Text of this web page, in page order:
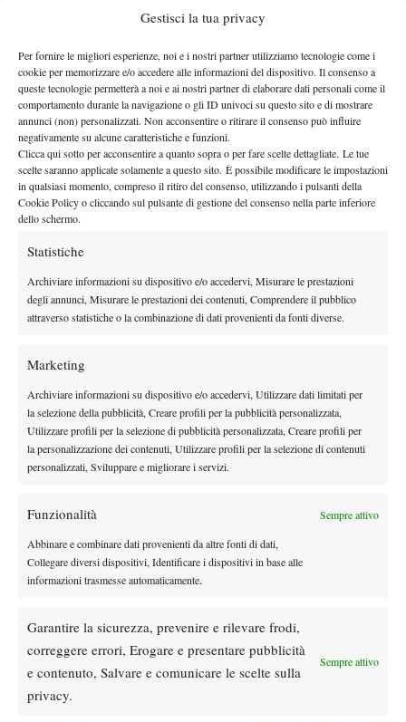
Gestisci la tua privacy
Per fornire le migliori esperienze, noi e i nostri partner utilizziamo tecnologie come i
cookie per memorizzare e/o accedere alle informazioni del dispositivo. Il consenso a
queste tecnologie permetterà a noi e ai nostri partner di elaborare dati personali come il
comportamento durante la navigazione o gli ID univoci su questo sito e di mostrare
annunci (non) personalizzati. Non acconsentire o ritirare il consenso può influire
negativamente su alcune caratteristiche e funzioni.
Clicca qui sotto per acconsentire a quanto sopra o per fare scelte dettagliate. Le tue
scelte saranno applicate solamente a questo sito. È possibile modificare le impostazioni
in qualsiasi momento, compreso il ritiro del consenso, utilizzando i pulsanti della
Cookie Policy o cliccando sul pulsante di gestione del consenso nella parte inferiore
dello schermo.
Statistiche
Archiviare informazioni su dispositivo e/o accedervi, Misurare le prestazioni
degli annunci, Misurare le prestazioni dei contenuti, Comprendere il pubblico
attraverso statistiche o la combinazione di dati provenienti da fonti diverse.
Marketing
Archiviare informazioni su dispositivo e/o accedervi, Utilizzare dati limitati per
la selezione della pubblicità, Creare profili per la pubblicità personalizzata,
Utilizzare profili per la selezione di pubblicità personalizzata, Creare profili per
la personalizzazione dei contenuti, Utilizzare profili per la selezione di contenuti
personalizzati, Sviluppare e migliorare i servizi.
Funzionalità Sempre attivo
Abbinare e combinare dati provenienti da altre fonti di dati,
Collegare diversi dispositivi, Identificare i dispositivi in base alle
informazioni trasmesse automaticamente.
Garantire la sicurezza, prevenire e rilevare frodi,
correggere errori, Erogare e presentare pubblicità
e contenuto, Salvare e comunicare le scelte sulla
privacy.
Sempre attivo
: 450 euro (3 punti)
QUARTI DI FINALE: 1.260 (15 punti)
SEMIFINALE: 2.160 euro (29 punti)
FINALISTA: 3.650 euro (48 punti)
VINCITORE: 6.190 euro (80 punti)
Nessun commento
Devi essereconnessoper inviare un commento.
È più forte Sinner del 2026 o Djokovic del
2015? Nole ha pochi dubbi (VIDEO)
News Wta
elimina Sabalenka: sfiderà Svitolina ai quarti
News Wta
Pegula ko a Toronto: Shnaider vola ai quarti
Atp News
Pioggia a Montreal: Nakashima-